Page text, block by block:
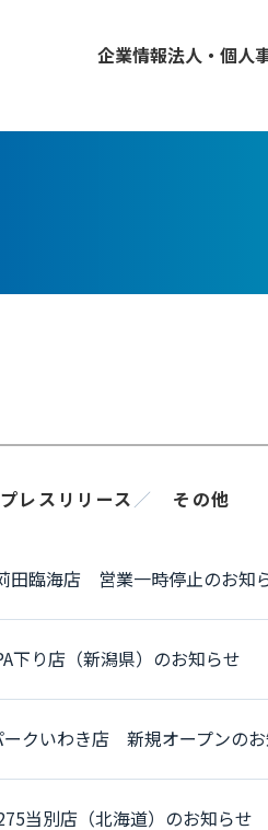
企業情報法人・個人
プレスリリース ／ その他
田臨海店 営業一時停止のお知
下り店（新潟県）のお知らせ
クいわき店 新規オープンのお
当別店（北海道）のお知らせ